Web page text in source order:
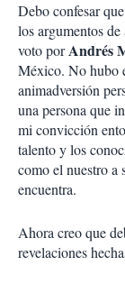
m
p
a
r
i
r
Debo confesar
los argumentos
voto porAndrés
México. No hubo
animadversión
una persona que
mi convicción
talento y los
como el nuestro a
encuentra.
Ahora creo que
revelaciones